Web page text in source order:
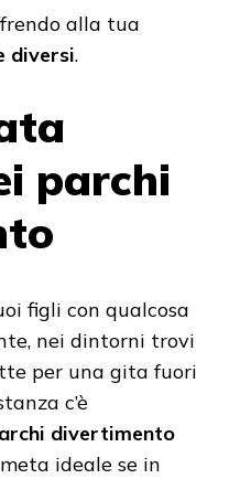
alla tua
diversi.
parchi
figli con qualcosa
nei dintorni trovi
per una gita fuori
c’è
divertimento
ideale se in